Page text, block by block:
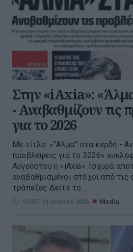
Στην «iAxia»:
- Αναβαθμίζουν τις
για το 2026
Με τίτλο: «"Άλμα" στα κέρδη -
προβλέψεις για το 2026»
Αυγούστου η «iAxia». Ισχυρά
αναβαθμισμένοι στόχοι από τις
τράπεζες Δείτε το ...
15:07 | 31 Ιουλίου 2026 Media